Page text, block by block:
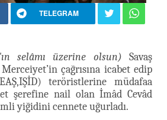
TELEGRAM
selâmı üzerine olsun) Savaş
çağrısına icabet edip
teröristlerine müdafaa
şerefine nail olan İmâd Cevâd
yiğidini cennete uğurladı.